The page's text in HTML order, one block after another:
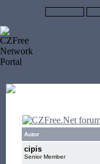
Autor
cipis
Senior Member